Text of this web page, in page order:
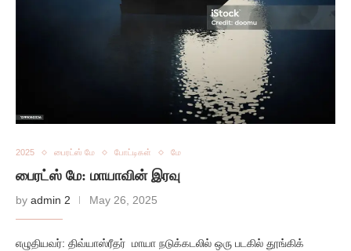
2025 பைரட்ஸ் மே போட்டிகள் மே
பைரட்ஸ் மே: மாயாவின் இரவு
by admin 2 May 26, 2025
எழுதியவர்: திவ்யாஸ்ரீதர் மாயா நடுக்கடலில் ஒரு படகில் தூங்கிக்